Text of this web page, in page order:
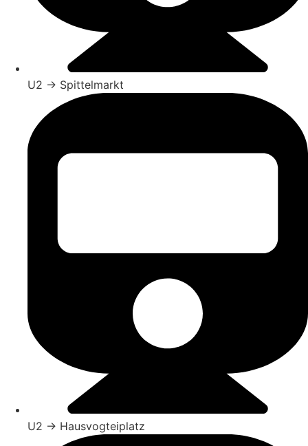
U2 → Spittelmarkt
U2 → Hausvogteiplatz